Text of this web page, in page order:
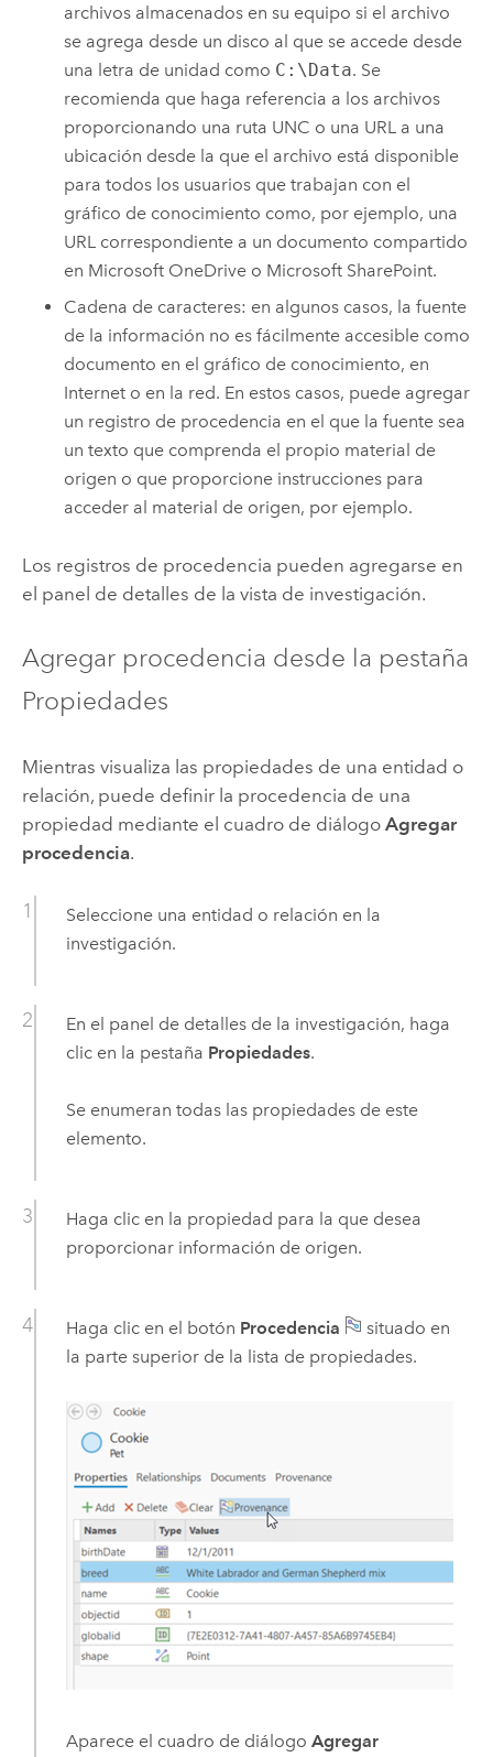
archivos almacenados en su equipo si el archivo
se agrega desde un disco al que se accede desde
una letra de unidad como C:\Data. Se
recomienda que haga referencia a los archivos
proporcionando una ruta UNC o una URL a una
ubicación desde la que el archivo está disponible
para todos los usuarios que trabajan con el
gráfico de conocimiento como, por ejemplo, una
URL correspondiente a un documento compartido
en Microsoft OneDrive o Microsoft SharePoint.
Cadena de caracteres: en algunos casos, la fuente
de la información no es fácilmente accesible como
documento en el gráfico de conocimiento, en
Internet o en la red. En estos casos, puede agregar
un registro de procedencia en el que la fuente sea
un texto que comprenda el propio material de
origen o que proporcione instrucciones para
acceder al material de origen, por ejemplo.
Los registros de procedencia pueden agregarse en
el panel de detalles de la vista de investigación.
Agregar procedencia desde la pestaña
Propiedades
Mientras visualiza las propiedades de una entidad o
relación, puede definir la procedencia de una
propiedad mediante el cuadro de diálogo Agregar
procedencia.
Seleccione una entidad o relación en la
investigación.
En el panel de detalles de la investigación, haga
clic en la pestaña Propiedades.
Se enumeran todas las propiedades de este
elemento.
Haga clic en la propiedad para la que desea
proporcionar información de origen.
Haga clic en el botón Procedencia
situado en
la parte superior de la lista de propiedades.
Aparece el cuadro de diálogo Agregar